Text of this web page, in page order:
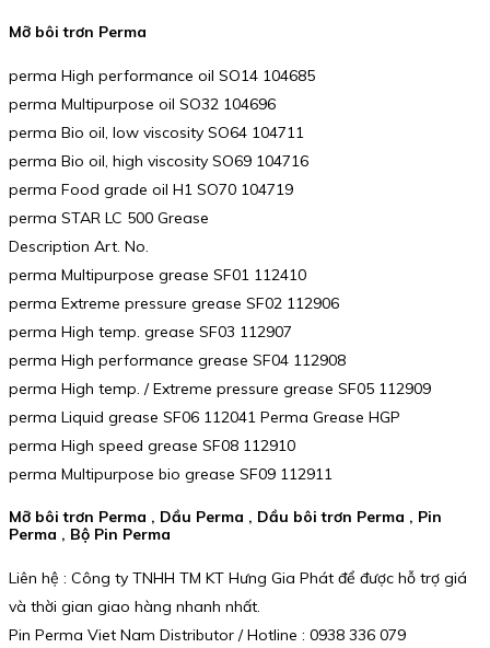
Mỡ bôi trơn Perma
perma High performance oil SO14 104685
perma Multipurpose oil SO32 104696
perma Bio oil, low viscosity SO64 104711
perma Bio oil, high viscosity SO69 104716
perma Food grade oil H1 SO70 104719
perma STAR LC 500 Grease
Description Art. No.
perma Multipurpose grease SF01 112410
perma Extreme pressure grease SF02 112906
perma High temp. grease SF03 112907
perma High performance grease SF04 112908
perma High temp. / Extreme pressure grease SF05 112909
perma Liquid grease SF06 112041 Perma Grease HGP
perma High speed grease SF08 112910
perma Multipurpose bio grease SF09 112911
Mỡ bôi trơn Perma , Dầu Perma , Dầu bôi trơn Perma , Pin
Perma , Bộ Pin Perma
Liên hệ : Công ty TNHH TM KT Hưng Gia Phát để được hỗ trợ giá
và thời gian giao hàng nhanh nhất.
Pin Perma Viet Nam Distributor / Hotline : 0938 336 079